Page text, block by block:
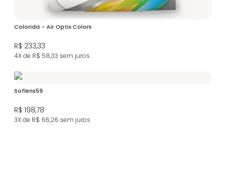
Colorida - Air Optix Colors
R$ 233,33
4X de R$ 58,33 sem juros
Soflens59
R$ 198,78
3X de R$ 66,26 sem juros